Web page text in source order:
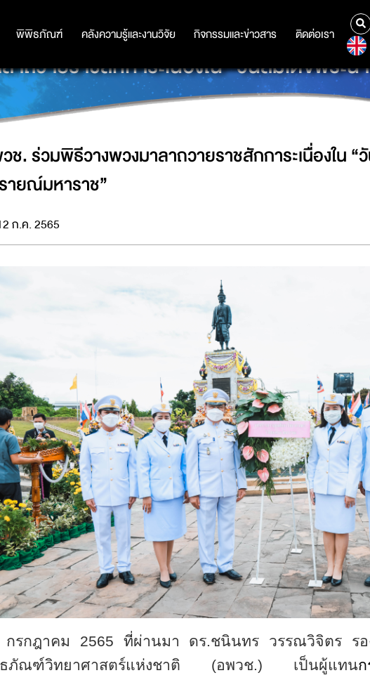
พิพิธภัณฑ์ คลังความรู้และงานวิจัย กิจกรรมและข่าวสาร ติดต่อเรา
พิพิธภัณฑ์ คลังความรู้และงานวิจัย กิจกรรมและข่าวสาร ติดต่อเรา
ถวายราชสักการะเนื่องใน “วันสมเด็จพระ
ช. ร่วมพิธีวางพวงมาลาถวายราชสักการะเนื่องใน “
ายณ์มหาราช”
ก.ค. 2565
กรกฎาคม 2565 ที่ผ่านมา ดร.ชนินทร วรรณวิจิตร รอ
ภัณฑ์วิทยาศาสตร์แห่งชาติ (อพวช.) เป็นผู้แทน